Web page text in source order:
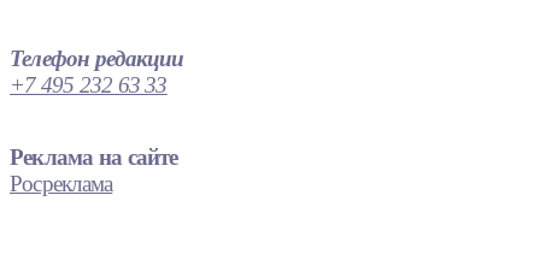
Телефон редакции
+7 495 232 63 33
Реклама на сайте
Росреклама